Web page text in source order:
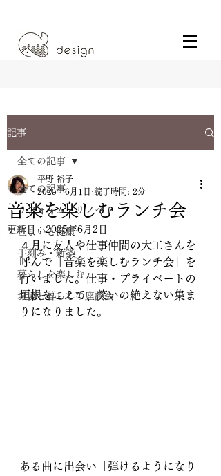
記事
全ての記事
リフォーム・リノベ
住まいと健康
手刻み・新築
暮らしを楽しむ
環境と暮らしの座談会
全ての記事
音楽を楽しむランチ会
平野 裕子
2025年6月1日 読了時間: 2分
更新日：2025年6月2日
４月に友人や仕事仲間の大工さんを
呼んで「音楽を楽しむランチ会」を
行いました。仕事・プライベートの
垣根をこえて、笑いの絶えない集ま
りになりました。
ある曲に出会い「弾けるようになり